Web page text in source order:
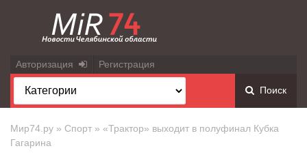
Авторизация Регистрация
Поиск
Мир74.ру » Спорт » «Трактор» выходит в полуфинал Кубка
Гагарина